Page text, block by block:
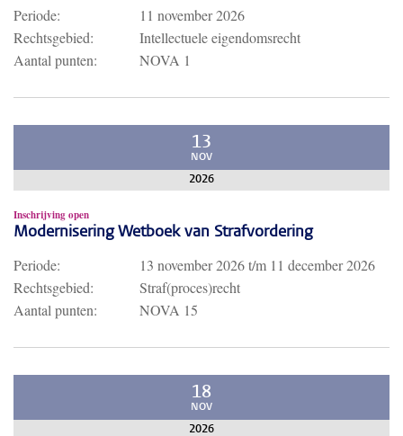
Periode:
11 november 2026
Rechtsgebied:
Intellectuele eigendomsrecht
Aantal punten:
NOVA 1
13
NOV
2026
Inschrijving open
Modernisering Wetboek van Strafvordering
Periode: 13 november 2026t/m 11 december 2026
Rechtsgebied:
Straf(proces)recht
Aantal punten:
NOVA 15
18
NOV
2026